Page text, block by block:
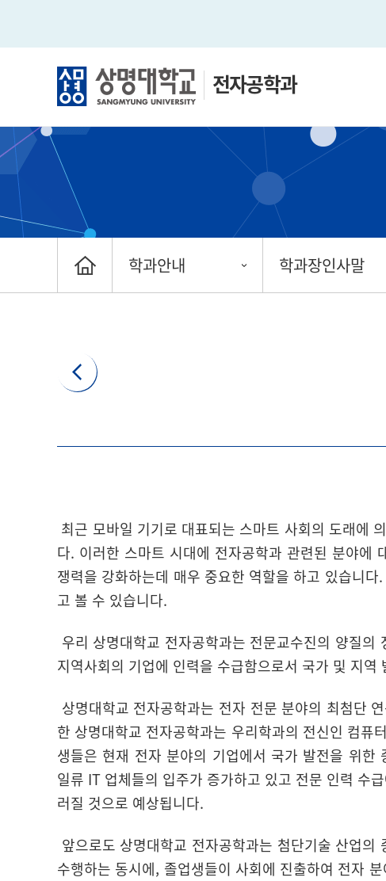
전자공학과
학과안내 학과장인사말
최근 모바일 기기로 대표되는 스마트 사회의 도래에
다. 이러한 스마트 시대에 전자공학과 관련된 분야에
쟁력을 강화하는데 매우 중요한 역할을 하고 있습니
고 볼 수 있습니다.
우리 상명대학교 전자공학과는 전문교수진의 양질
지역사회의 기업에 인력을 수급함으로서 국가 및 지역
상명대학교 전자공학과는 전자 전문 분야의 최첨단
한 상명대학교 전자공학과는 우리학과의 전신인 컴퓨
생들은 현재 전자 분야의 기업에서 국가 발전을 위
일류 IT 업체들의 입주가 증가하고 있고 전문 인력 수
러질 것으로 예상됩니다.
앞으로도 상명대학교 전자공학과는 첨단기술 산업
수행하는 동시에, 졸업생들이 사회에 진출하여 전자